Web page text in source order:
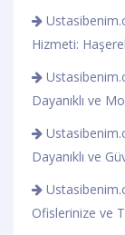
Hizmeti:
Dayanıklı ve
Dayanıklı ve
Ofislerinize ve